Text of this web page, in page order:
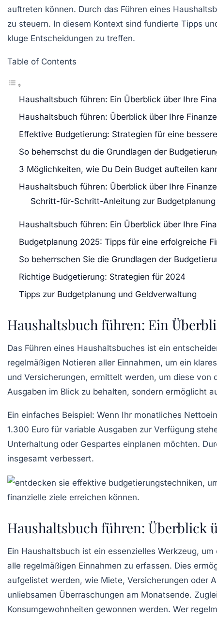
auftreten können. Durch das Führen eines
zu steuern. In diesem Kontext sind fundierte Tipps
kluge Entscheidungen zu treffen.
Table of Contents
Haushaltsbuch führen: Ein Überblick über Ihre
Haushaltsbuch führen: Überblick über Ihre
Effektive Budgetierung: Strategien für eine
So beherrschst du die Grundlagen der
3 Möglichkeiten, wie Du Dein Budget aufteilen
Haushaltsbuch führen: Überblick über Ihre
Schritt-für-Schritt-Anleitung zur Budgetplanung
Haushaltsbuch führen: Ein Überblick über Ihre
Budgetplanung 2025: Tipps für eine erfolgreiche
So beherrschen Sie die Grundlagen der
Richtige Budgetierung: Strategien für 2024
Tipps zur Budgetplanung und Geldverwaltung
Haushaltsbuch führen: Ein
Das Führen eines Haushaltsbuches ist ein
regelmäßigen Notieren aller Einnahmen, um ein
und Versicherungen, ermittelt werden, um diese
Ausgaben im Blick zu behalten, sondern ermöglicht
Ein einfaches Beispiel: Wenn Ihr monatliches
1.300 Euro für variable Ausgaben zur Verfügung
Unterhaltung oder Gespartes einplanen möchten.
insgesamt verbessert.
Haushaltsbuch führen: Überblick
Ein Haushaltsbuch ist ein essenzielles Werkzeug,
alle regelmäßigen Einnahmen zu erfassen. Dies
aufgelistet werden, wie Miete, Versicherungen oder
unliebsamen Überraschungen am Monatsende.
Konsumgewohnheiten gewonnen werden. Wer